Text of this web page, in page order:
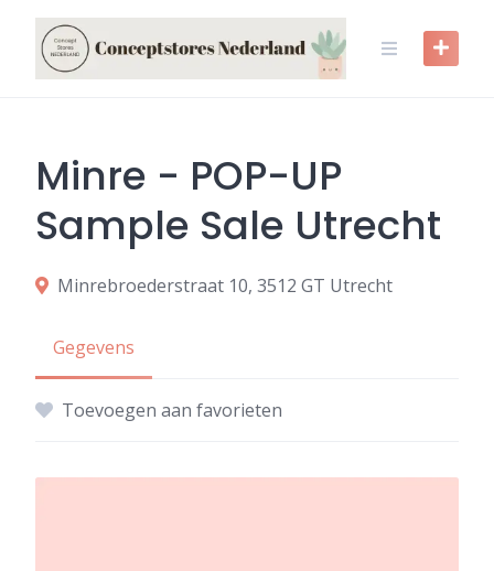
content
Minre - POP-UP
Sample Sale Utrecht
Minrebroederstraat 10, 3512 GT Utrecht
Gegevens
Toevoegen aan favorieten